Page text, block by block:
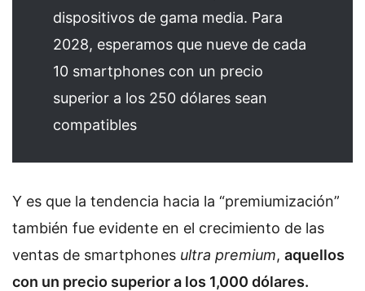
dispositivos de gama media. Para
2028, esperamos que nueve de cada
10 smartphones con un precio
superior a los 250 dólares sean
compatibles
Y es que la tendencia hacia la “premiumización”
también fue evidente en el crecimiento de las
ventas de smartphones ultra premium, aquellos
con un precio superior a los 1,000 dólares.